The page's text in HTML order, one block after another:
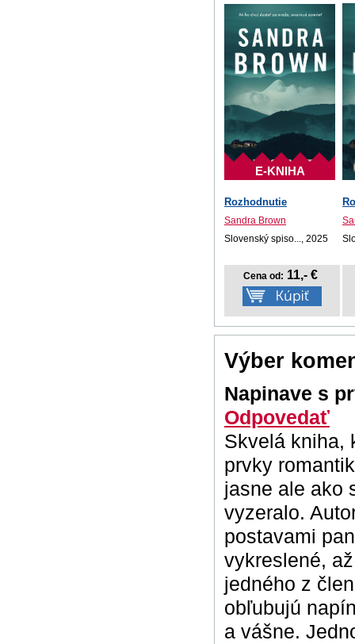
E-KNIHA
Rozhodnutie
Sandra Brown
Slovenský spiso..., 2025
Cena od: 11,- €
Výber
Napinave s
Odpovedať
Skvelá kniha,
prvky
jasne ale ako
vyzeralo.
postavami
vykreslené,
jedného z
obľubujú
a vášne.